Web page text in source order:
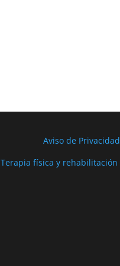
Aviso de Privacidad
Terapia física y rehabilitación